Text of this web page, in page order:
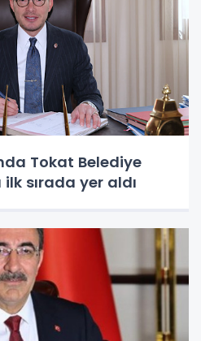
Tokat Belediye
ilk sırada yer aldı